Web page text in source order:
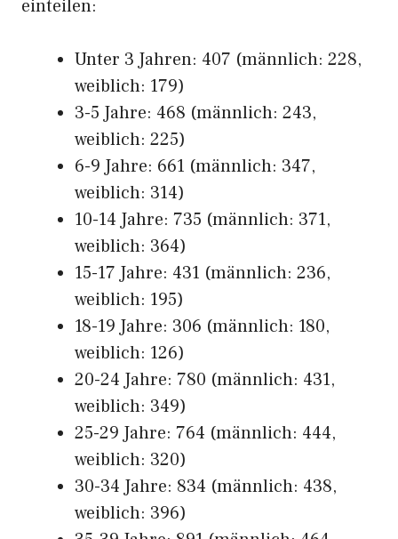
einteilen:
Unter 3 Jahren: 407 (männlich: 228,
weiblich: 179)
3-5 Jahre: 468 (männlich: 243,
weiblich: 225)
6-9 Jahre: 661 (männlich: 347,
weiblich: 314)
10-14 Jahre: 735 (männlich: 371,
weiblich: 364)
15-17 Jahre: 431 (männlich: 236,
weiblich: 195)
18-19 Jahre: 306 (männlich: 180,
weiblich: 126)
20-24 Jahre: 780 (männlich: 431,
weiblich: 349)
25-29 Jahre: 764 (männlich: 444,
weiblich: 320)
30-34 Jahre: 834 (männlich: 438,
weiblich: 396)